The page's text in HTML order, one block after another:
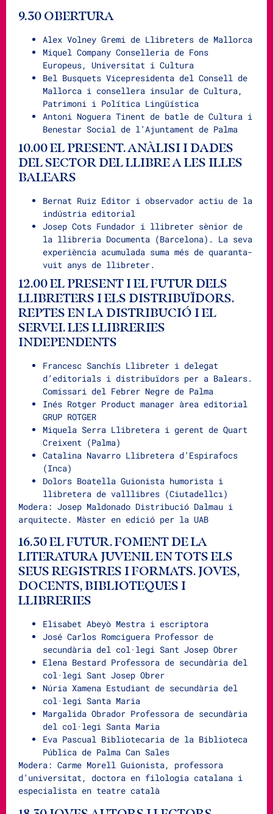
9.30 OBERTURA
Alex Volney Gremi de Llibreters de Mallorca
Miquel Company Conselleria de Fons
Europeus, Universitat i Cultura
Bel Busquets Vicepresidenta del Consell de
Mallorca i consellera insular de Cultura,
Patrimoni i Política Lingüística
Antoni Noguera Tinent de batle de Cultura i
Benestar Social de l’Ajuntament de Palma
10.00 EL PRESENT. ANÀLISI I DADES
DEL SECTOR DEL LLIBRE A LES ILLES
BALEARS
Bernat Ruiz Editor i observador actiu de la
indústria editorial
Josep Cots Fundador i llibreter sènior de
la llibreria Documenta (Barcelona). La seva
experiència acumulada suma més de quaranta-
vuit anys de llibreter.
12.00 EL PRESENT I EL FUTUR DELS
LLIBRETERS I ELS DISTRIBUÏDORS.
REPTES EN LA DISTRIBUCIÓ I EL
SERVEI. LES LLIBRERIES
INDEPENDENTS
Francesc Sanchís Llibreter i delegat
d’editorials i distribuïdors per a Balears.
Comissari del Febrer Negre de Palma
Inés Rotger Product manager àrea editorial
GRUP ROTGER
Miquela Serra Llibretera i gerent de Quart
Creixent (Palma)
Catalina Navarro Llibretera d’Espirafocs
(Inca)
Dolors Boatella Guionista humorista i
llibretera de valllibres (Ciutadellcı)
Modera: Josep Maldonado Distribució Dalmau i
arquitecte. Màster en edició per la UAB
16.30 EL FUTUR. FOMENT DE LA
LITERATURA JUVENIL EN TOTS ELS
SEUS REGISTRES I FORMATS. JOVES,
DOCENTS, BIBLIOTEQUES I
LLIBRERIES
Elisabet Abeyò Mestra i escriptora
José Carlos Romciguera Professor de
secundària del col·legi Sant Josep Obrer
Elena Bestard Professora de secundària del
col·legi Sant Josep Obrer
Núria Xamena Estudiant de secundària del
col·legi Santa Maria
Margalida Obrador Professora de secundària
del col·legi Santa Maria
Eva Pascual Bibliotecaria de la Biblioteca
Pública de Palma Can Sales
Modera: Carme Morell Guionista, professora
d’universitat, doctora en filologia catalana i
especialista en teatre català